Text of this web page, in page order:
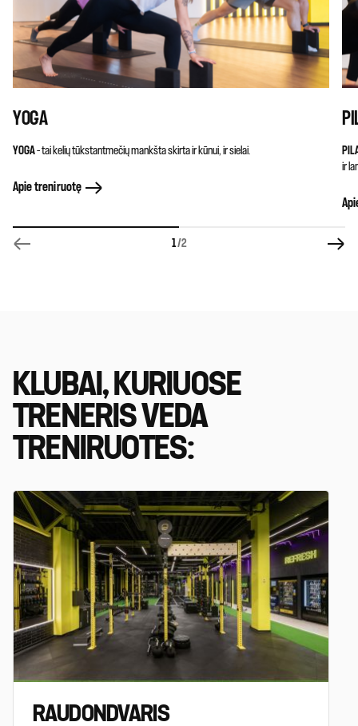
YOGA
YOGA– tai kelių tūkstantmečių mankšta skirta ir kūnui, ir sielai.
Apie treniruotę
ir
1/2
KLUBAI, KURIUOSE
TRENERIS VEDA
TRENIRUOTES:
RAUDONDVARIS